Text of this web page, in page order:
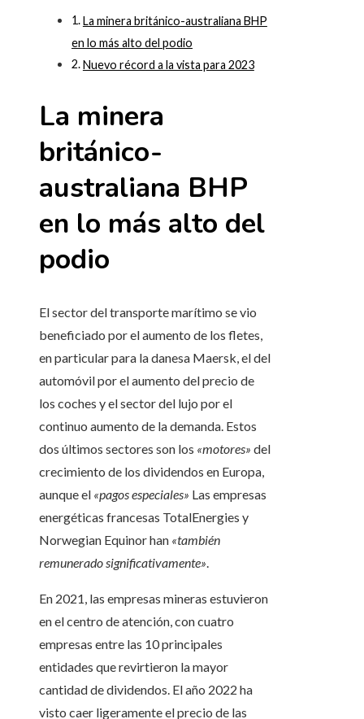
La minera británico-australiana BHP
en lo más alto del podio
Nuevo récord a la vista para 2023
La minera
británico-
australiana BHP
en lo más alto del
podio
El sector del transporte marítimo se vio
beneficiado por el aumento de los fletes,
en particular para la danesa Maersk, el del
automóvil por el aumento del precio de
los coches y el sector del lujo por el
continuo aumento de la demanda. Estos
dos últimos sectores son los «motores» del
crecimiento de los dividendos en Europa,
aunque el «pagos especiales» Las empresas
energéticas francesas TotalEnergies y
Norwegian Equinor han «también
remunerado significativamente»
En 2021, las empresas mineras estuvieron
en el centro de atención, con cuatro
empresas entre las 10 principales
entidades que revirtieron la mayor
cantidad de dividendos. El año 2022 ha
visto caer ligeramente el precio de las